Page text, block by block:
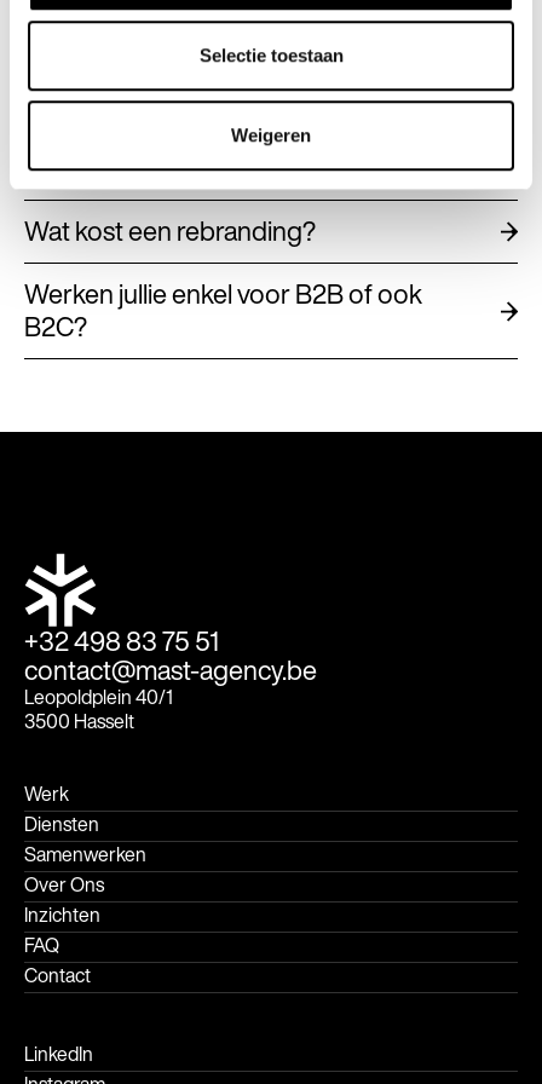
Selectie toestaan
Weigeren
Kunnen jullie ook helpen met mijn social
Wat is het verschil tussen een
rebranding en brand refresh?
Wat kost een rebranding?
Werken jullie enkel voor B2B of ook
B2C?
+32 498 83 75 51
contact@mast-agency.be
Leopoldplein 40/1
3500 Hasselt
Werk
Diensten
Samenwerken
Over Ons
Inzichten
FAQ
Contact
LinkedIn